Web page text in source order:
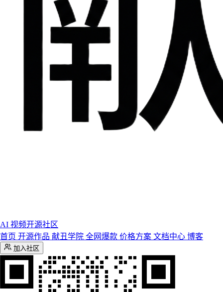
AI 视频开源社区
首页 开源作品 献丑学院 全网爆款 价格方案 文档中心 博客
加入社区